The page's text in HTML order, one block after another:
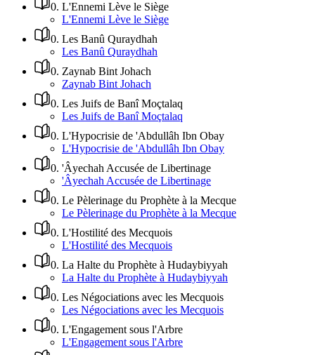
0. L'Ennemi Lève le Siège
L'Ennemi Lève le Siège
0. Les Banû Quraydhah
Les Banû Quraydhah
0. Zaynab Bint Johach
Zaynab Bint Johach
0. Les Juifs de Banî Moçtalaq
Les Juifs de Banî Moçtalaq
0. L'Hypocrisie de 'Abdullâh Ibn Obay
L'Hypocrisie de 'Abdullâh Ibn Obay
0. 'Âyechah Accusée de Libertinage
'Âyechah Accusée de Libertinage
0. Le Pèlerinage du Prophète à la Mecque
Le Pèlerinage du Prophète à la Mecque
0. L'Hostilité des Mecquois
L'Hostilité des Mecquois
0. La Halte du Prophète à Hudaybiyyah
La Halte du Prophète à Hudaybiyyah
0. Les Négociations avec les Mecquois
Les Négociations avec les Mecquois
0. L'Engagement sous l'Arbre
L'Engagement sous l'Arbre